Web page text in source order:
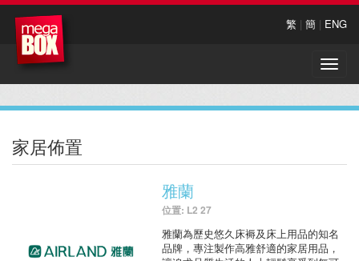
繁 | 簡 | ENG
Toggle
家居佈置
雅蘭
位置: L2 27
雅蘭為歷史悠久床褥及床上用品的知名
品牌，專注製作高雅舒適的家居用品，